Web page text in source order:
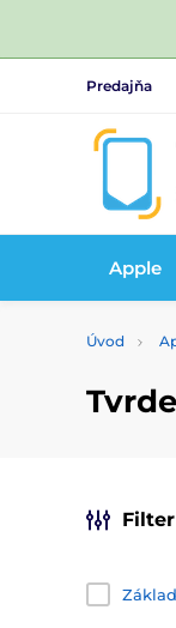
Predajňa
Apple
Úvod
Filter
Základ